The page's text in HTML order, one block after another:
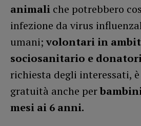
animali che potrebbero
infezione da virus
umani; volontari in
sociosanitario e
richiesta degli interessati,
gratuità anche per
mesi ai 6 anni.